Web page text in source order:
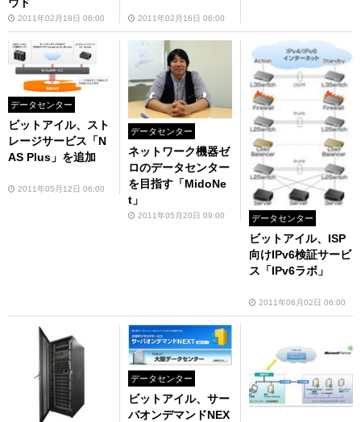
ウド
2011年02月18日 06:00 2011年02月16日 06:00
データセンター
ビットアイル、スト
レージサービス「N
AS Plus」を追加
2011年05月12日 06:00
データセンター
ネットワーク機器ゼ
ロのデータセンター
を目指す「MidoNe
t」
2011年05月20日 09:00 データセンター
ビットアイル、ISP
向けIPv6検証サービ
ス「IPv6ラボ」
2011年06月02日 06:00
データセンター
ビットアイル、サー
バオンデマンドNEX